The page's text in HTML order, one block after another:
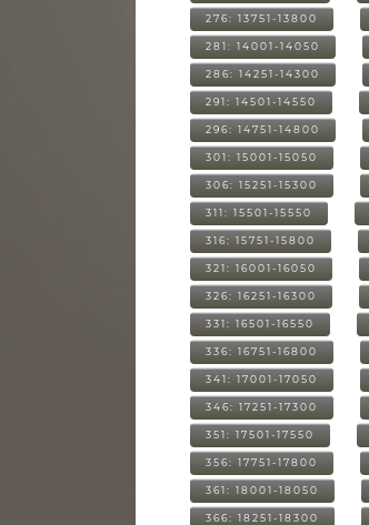
276: 13751-13800
281: 14001-14050
286: 14251-14300
291: 14501-14550
296: 14751-14800
301: 15001-15050
306: 15251-15300
311: 15501-15550
316: 15751-15800
321: 16001-16050
326: 16251-16300
331: 16501-16550
336: 16751-16800
341: 17001-17050
346: 17251-17300
351: 17501-17550
356: 17751-17800
361: 18001-18050
366: 18251-18300